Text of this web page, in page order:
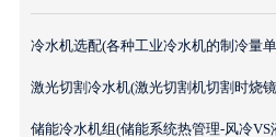
冷水机选配(各种工业冷水机的制冷量
激光切割冷水机(激光切割机切割时烧
储能冷水机组(储能系统热管理-风冷VS